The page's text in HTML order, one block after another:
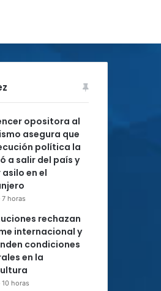
opositora al
asegura que
política la
a salir del país y
en el
7 horas
rechazan
internacional y
condiciones
en la
10 horas